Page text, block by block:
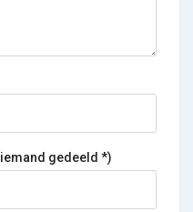
gedeeld *)